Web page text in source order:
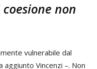
non
vulnerabile dal
Vincenzi –. Non